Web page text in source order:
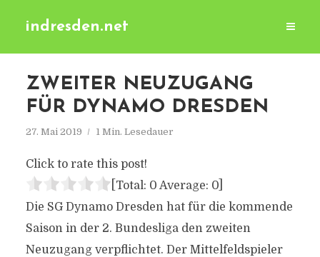
indresden.net
ZWEITER NEUZUGANG
FÜR DYNAMO DRESDEN
27. Mai 2019 1 Min. Lesedauer
Click to rate this post!
[Total: 0 Average: 0]
Die SG Dynamo Dresden hat für die kommende
Saison in der 2. Bundesliga den zweiten
Neuzugang verpflichtet. Der Mittelfeldspieler